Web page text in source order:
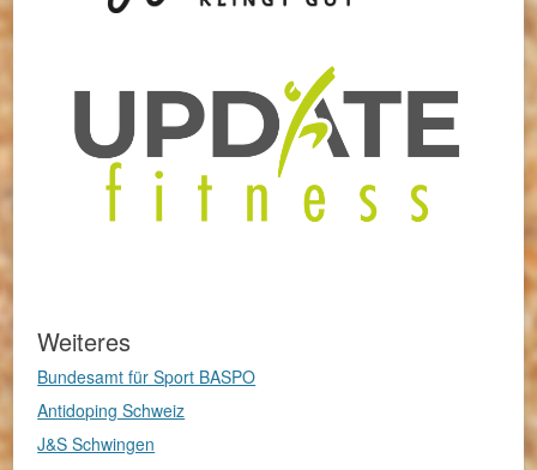
Weiteres
Bundesamt für Sport BASPO
Antidoping Schweiz
J&S Schwingen